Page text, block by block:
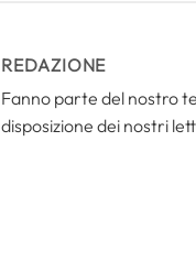
REDAZIONE
Fanno parte del nostro
disposizione dei nostri